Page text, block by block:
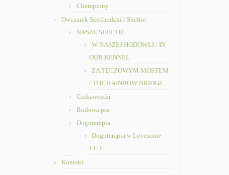
Championy
Owczarek Szetlandzki / Sheltie
NASZE SHELTIE
W NASZEJ HODOWLI / IN
OUR KENNEL
ZA TĘCZOWYM MOSTEM
/ THE RAINBOW BRIDGE
Ciekawostki
Budowa psa
Dogoterapia
Dogoterapia w Lovesome
F.C.I.
Kontakt